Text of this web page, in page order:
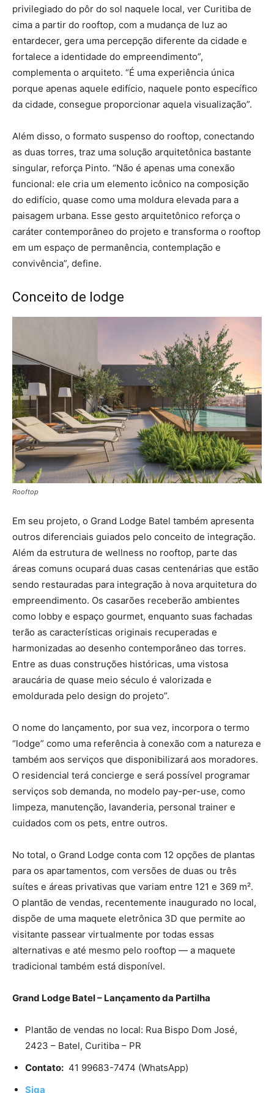
privilegiado do pôr do sol naquele local, ver Curitiba de
cima a partir do rooftop, com a mudança de luz ao
entardecer, gera uma percepção diferente da cidade e
fortalece a identidade do empreendimento”,
complementa o arquiteto. “É uma experiência única
porque apenas aquele edifício, naquele ponto específico
da cidade, consegue proporcionar aquela visualização”.
Além disso, o formato suspenso do rooftop, conectando
as duas torres, traz uma solução arquitetônica bastante
singular, reforça Pinto. “Não é apenas uma conexão
funcional: ele cria um elemento icônico na composição
do edifício, quase como uma moldura elevada para a
paisagem urbana. Esse gesto arquitetônico reforça o
caráter contemporâneo do projeto e transforma o rooftop
em um espaço de permanência, contemplação e
convivência”, define.
Conceito de lodge
Rooftop
Em seu projeto, o Grand Lodge Batel também apresenta
outros diferenciais guiados pelo conceito de integração.
Além da estrutura de wellness no rooftop, parte das
áreas comuns ocupará duas casas centenárias que estão
sendo restauradas para integração à nova arquitetura do
empreendimento. Os casarões receberão ambientes
como lobby e espaço gourmet, enquanto suas fachadas
terão as características originais recuperadas e
harmonizadas ao desenho contemporâneo das torres.
Entre as duas construções históricas, uma vistosa
araucária de quase meio século é valorizada e
emoldurada pelo design do projeto”.
O nome do lançamento, por sua vez, incorpora o termo
“lodge” como uma referência à conexão com a natureza e
também aos serviços que disponibilizará aos moradores.
O residencial terá concierge e será possível programar
serviços sob demanda, no modelo pay-per-use, como
limpeza, manutenção, lavanderia, personal trainer e
cuidados com os pets, entre outros.
No total, o Grand Lodge conta com 12 opções de plantas
para os apartamentos, com versões de duas ou três
suítes e áreas privativas que variam entre 121 e 369 m².
O plantão de vendas, recentemente inaugurado no local,
dispõe de uma maquete eletrônica 3D que permite ao
visitante passear virtualmente por todas essas
alternativas e até mesmo pelo rooftop — a maquete
tradicional também está disponível.
Grand Lodge Batel – Lançamento da Partilha
Plantão de vendas no local: Rua Bispo Dom José,
2423 – Batel, Curitiba – PR
Contato: 41 99683-7474 (WhatsApp)
Siga